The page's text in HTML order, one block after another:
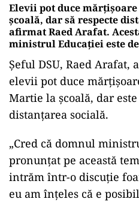
Elevii pot duce
școală, dar să respecte
afirmat Raed Arafat.
ministrul Educației este
Șeful DSU, Raed Arafat,
elevii pot duce
Martie la școală, dar
distanțarea socială.
„Cred că domnul
pronunțat pe această
intrăm într-o discuție
eu am înțeles că e